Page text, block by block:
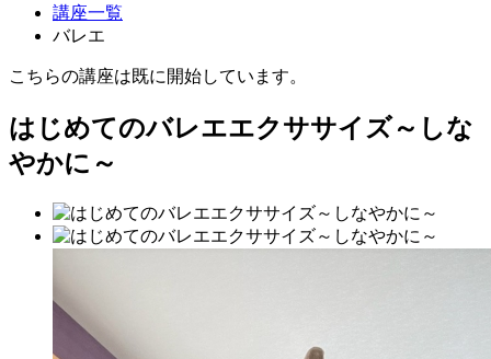
講座一覧
バレエ
こちらの講座は既に開始しています。
はじめてのバレエエクササイズ～しな
やかに～